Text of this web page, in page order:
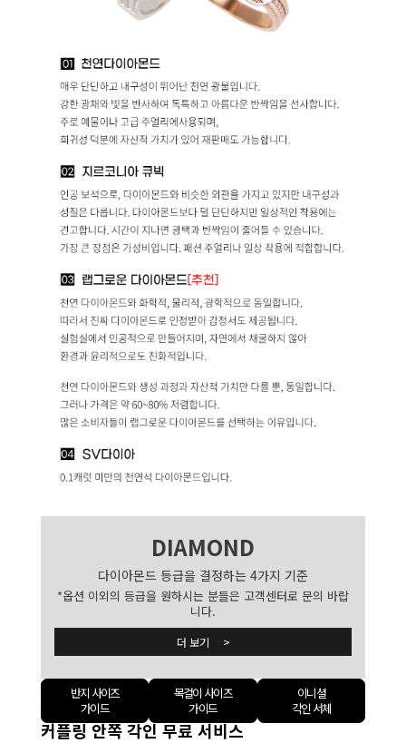
DIAMOND
다이아몬드 등급을 결정하는 4가지 기준
*옵션 이외의 등급을 원하시는 분들은 고객센터로 문의 바랍
니다.
더 보기 >
반지 사이즈
가이드
목걸이 사이즈
가이드
이니셜
각인 서체
커플링 안쪽 각인 무료 서비스